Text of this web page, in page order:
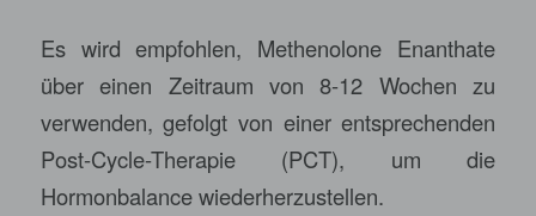
Es wird empfohlen, Methenolone Enanthate
über einen Zeitraum von 8-12 Wochen zu
verwenden, gefolgt von einer entsprechenden
Post-Cycle-Therapie (PCT), um die
Hormonbalance wiederherzustellen.